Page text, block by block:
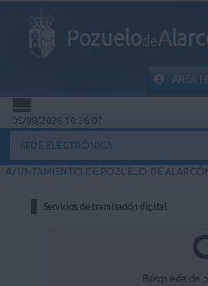
Pozuelode
ÁREA
INICIO
INFORMACIÓN
09/08/2026 10:36:07
SEDE ELECTRÓNICA
AYUNTAMIENTO DE POZUELO DE
Servicios de tramitación digital
Búsqueda de